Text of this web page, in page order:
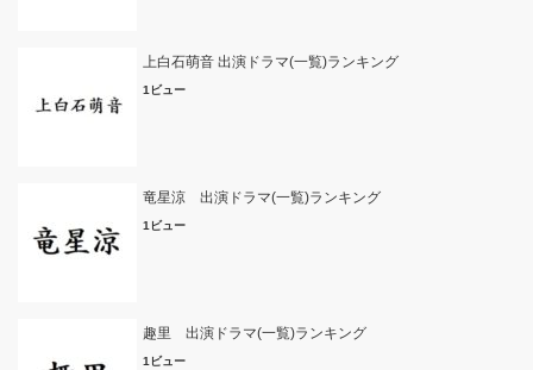
上白石萌音 出演ドラマ(一覧)ランキング
1ビュー
竜星涼 出演ドラマ(一覧)ランキング
1ビュー
趣里 出演ドラマ(一覧)ランキング
1ビュー